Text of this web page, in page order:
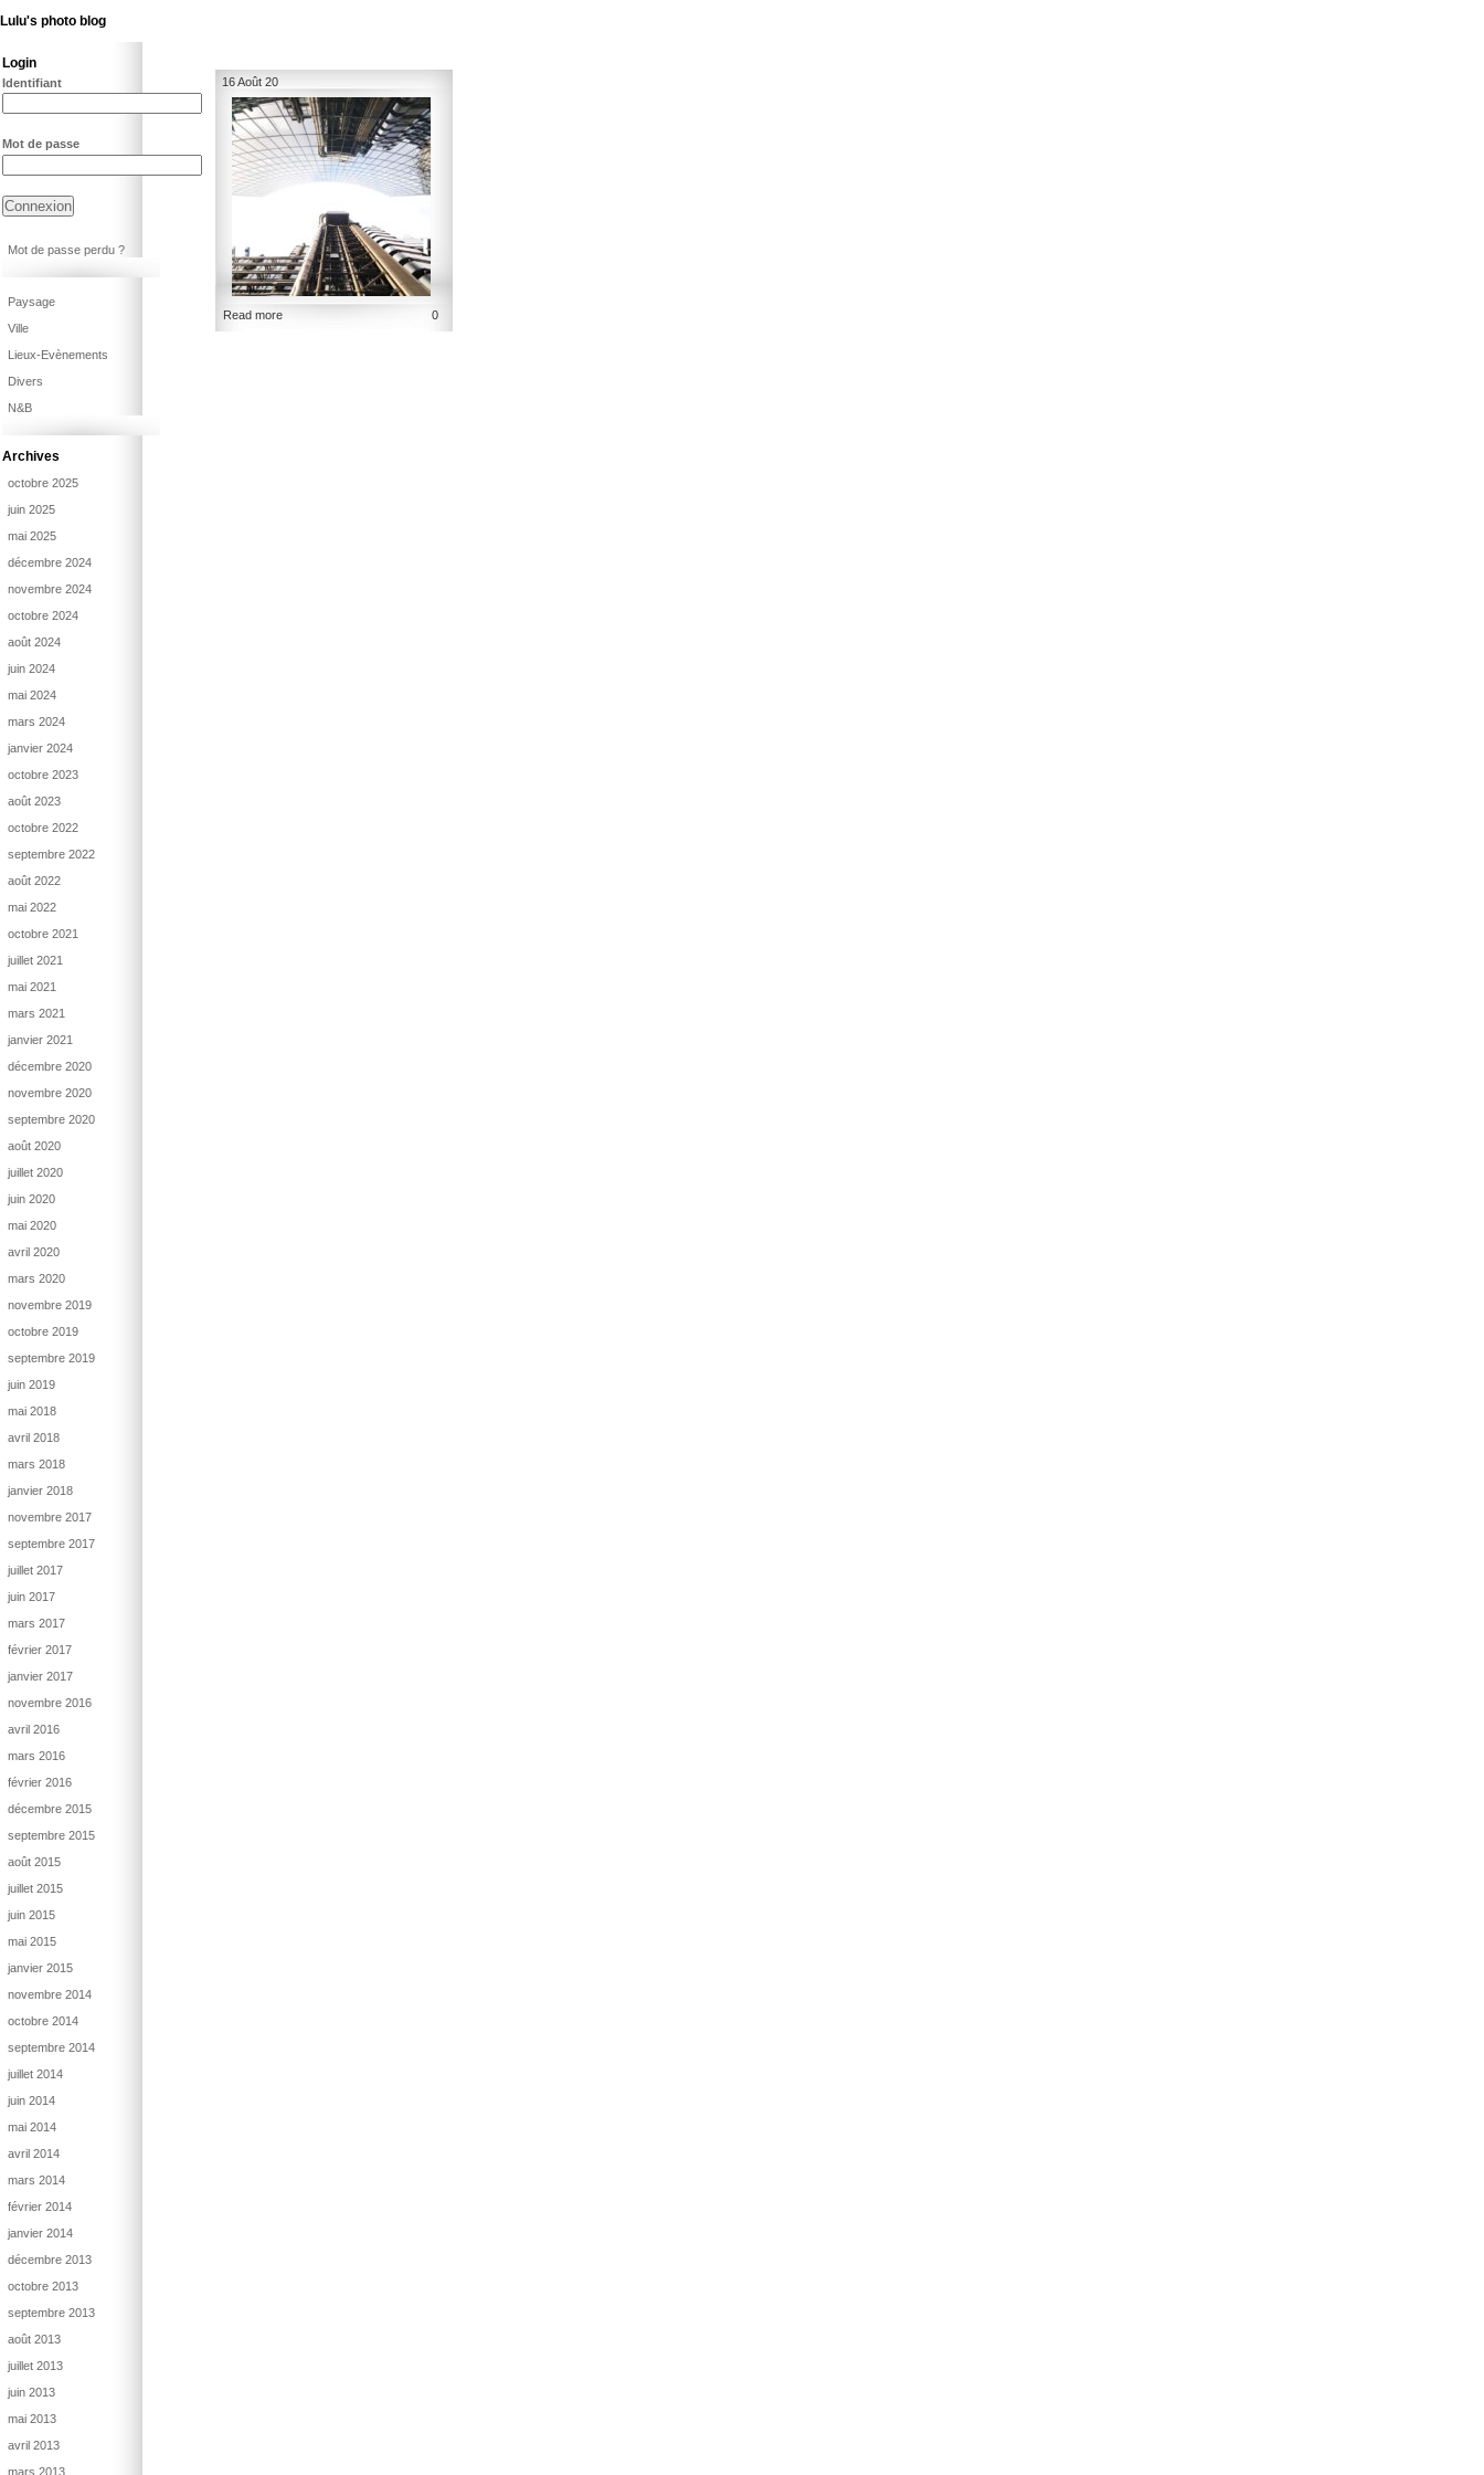
Lulu's photo blog
16 Août 20
Read more 0
Login
Identifiant
Mot de passe
Mot de passe perdu ?
Paysage
Ville
Lieux-Evènements
Divers
N&B
Archives
octobre 2025
juin 2025
mai 2025
décembre 2024
novembre 2024
octobre 2024
août 2024
juin 2024
mai 2024
mars 2024
janvier 2024
octobre 2023
août 2023
octobre 2022
septembre 2022
août 2022
mai 2022
octobre 2021
juillet 2021
mai 2021
mars 2021
janvier 2021
décembre 2020
novembre 2020
septembre 2020
août 2020
juillet 2020
juin 2020
mai 2020
avril 2020
mars 2020
novembre 2019
octobre 2019
septembre 2019
juin 2019
mai 2018
avril 2018
mars 2018
janvier 2018
novembre 2017
septembre 2017
juillet 2017
juin 2017
mars 2017
février 2017
janvier 2017
novembre 2016
avril 2016
mars 2016
février 2016
décembre 2015
septembre 2015
août 2015
juillet 2015
juin 2015
mai 2015
janvier 2015
novembre 2014
octobre 2014
septembre 2014
juillet 2014
juin 2014
mai 2014
avril 2014
mars 2014
février 2014
janvier 2014
décembre 2013
octobre 2013
septembre 2013
août 2013
juillet 2013
juin 2013
mai 2013
avril 2013
mars 2013